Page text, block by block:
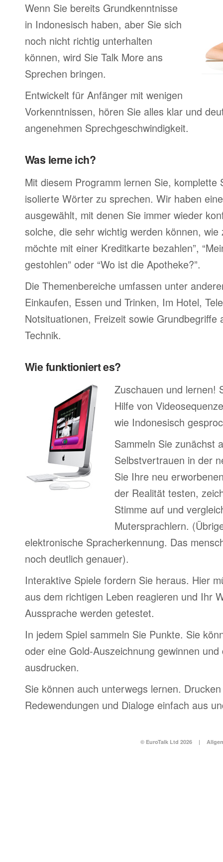
Wenn Sie bereits Grundkenntnisse
in Indonesisch haben, aber Sie sich
noch nicht richtig unterhalten
können, wird Sie Talk More ans
Sprechen bringen.
Entwickelt für Anfänger mit wenigen
Vorkenntnissen, hören Sie alles klar und
angenehmen Sprechgeschwindigkeit.
Was lerne ich?
Mit diesem Programm lernen Sie, komplette
isolierte Wörter zu sprechen. Wir haben
ausgewählt, mit denen Sie immer wieder
solche, die sehr wichtig werden können, wie
möchte mit einer Kreditkarte bezahlen”,
gestohlen” oder “Wo ist die Apotheke?”.
Die Themenbereiche umfassen unter
Einkaufen, Essen und Trinken, Im Hotel,
Notsituationen, Freizeit sowie
Technik.
Wie funktioniert es?
Zuschauen und lernen!
Hilfe von
wie Indonesisch
Sammeln Sie zunächst
Selbstvertrauen in der
Sie Ihre neu
der Realität testen,
Stimme auf und
Mutersprachlern.
elektronische Spracherkennung. Das
noch deutlich genauer).
Interaktive Spiele fordern Sie heraus. Hier
aus dem richtigen Leben reagieren und Ihr
Aussprache werden getestet.
In jedem Spiel sammeln Sie Punkte. Sie
oder eine Gold-Auszeichnung gewinnen
ausdrucken.
Sie können auch unterwegs lernen.
Redewendungen und Dialoge einfach aus
© EuroTalk Ltd 2026 |